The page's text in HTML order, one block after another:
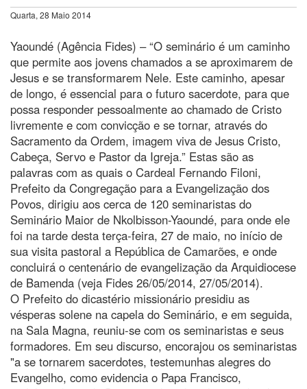
Quarta, 28 Maio 2014
Yaoundé (Agência Fides) – “O seminário é um caminho
que permite aos jovens chamados a se aproximarem de
Jesus e se transformarem Nele. Este caminho, apesar
de longo, é essencial para o futuro sacerdote, para que
possa responder pessoalmente ao chamado de Cristo
livremente e com convicção e se tornar, através do
Sacramento da Ordem, imagem viva de Jesus Cristo,
Cabeça, Servo e Pastor da Igreja.” Estas são as
palavras com as quais o Cardeal Fernando Filoni,
Prefeito da Congregação para a Evangelização dos
Povos, dirigiu aos cerca de 120 seminaristas do
Seminário Maior de Nkolbisson-Yaoundé, para onde ele
foi na tarde desta terça-feira, 27 de maio, no início de
sua visita pastoral a República de Camarões, e onde
concluirá o centenário de evangelização da Arquidiocese
de Bamenda (veja Fides 26/05/2014, 27/05/2014).
O Prefeito do dicastério missionário presidiu as
vésperas solene na capela do Seminário, e em seguida,
na Sala Magna, reuniu-se com os seminaristas e seus
formadores. Em seu discurso, encorajou os seminaristas
"a se tornarem sacerdotes, testemunhas alegres do
Evangelho, como evidencia o Papa Francisco,